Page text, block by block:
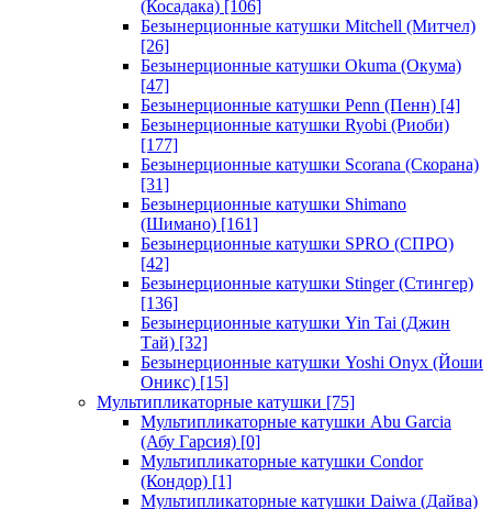
(Косадака) [106]
Безынерционные катушки Mitchell (Митчел)
[26]
Безынерционные катушки Okuma (Окума)
[47]
Безынерционные катушки Penn (Пенн) [4]
Безынерционные катушки Ryobi (Риоби)
[177]
Безынерционные катушки Scorana (Скорана)
[31]
Безынерционные катушки Shimano
(Шимано) [161]
Безынерционные катушки SPRO (СПРО)
[42]
Безынерционные катушки Stinger (Стингер)
[136]
Безынерционные катушки Yin Tai (Джин
Тай) [32]
Безынерционные катушки Yoshi Onyx (Йоши
Оникс) [15]
Мультипликаторные катушки [75]
Мультипликаторные катушки Abu Garcia
(Абу Гарсия) [0]
Мультипликаторные катушки Condor
(Кондор) [1]
Мультипликаторные катушки Daiwa (Дайва)